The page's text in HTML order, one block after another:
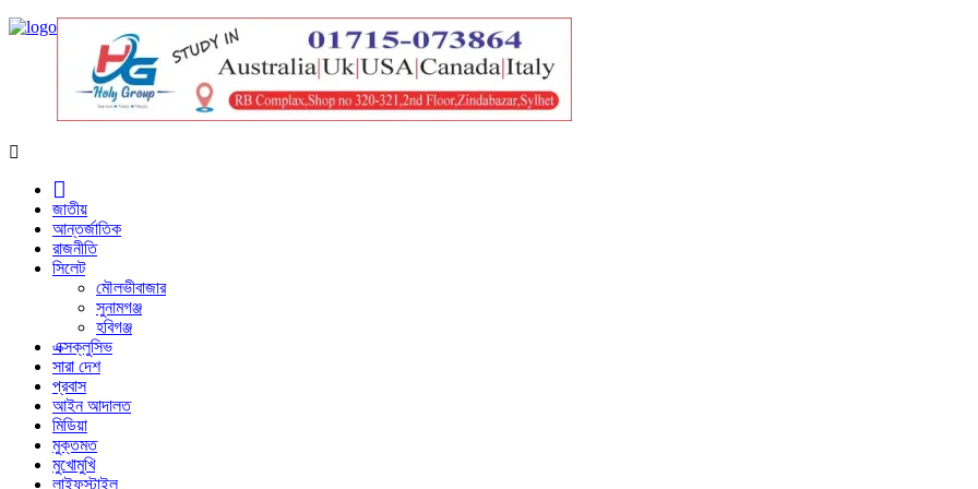
জাতীয়
আন্তর্জাতিক
রাজনীতি
সিলেট
মৌলভীবাজার
সুনামগঞ্জ
হবিগঞ্জ
এক্সক্লুসিভ
সারা দেশ
প্রবাস
আইন আদালত
মিডিয়া
মুক্তমত
মুখোমুখি
লাইফস্টাইল